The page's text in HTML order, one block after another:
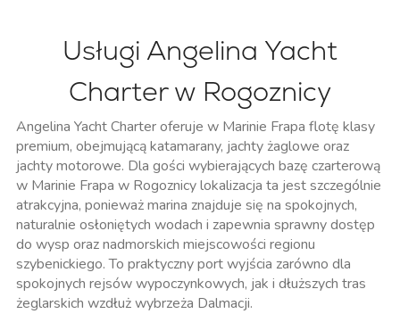
Usługi Angelina Yacht
Charter w Rogoznicy
Angelina Yacht Charter oferuje w Marinie Frapa flotę klasy
premium, obejmującą katamarany, jachty żaglowe oraz
jachty motorowe. Dla gości wybierających bazę czarterową
w Marinie Frapa w Rogoznicy lokalizacja ta jest szczególnie
atrakcyjna, ponieważ marina znajduje się na spokojnych,
naturalnie osłoniętych wodach i zapewnia sprawny dostęp
do wysp oraz nadmorskich miejscowości regionu
szybenickiego. To praktyczny port wyjścia zarówno dla
spokojnych rejsów wypoczynkowych, jak i dłuższych tras
żeglarskich wzdłuż wybrzeża Dalmacji.